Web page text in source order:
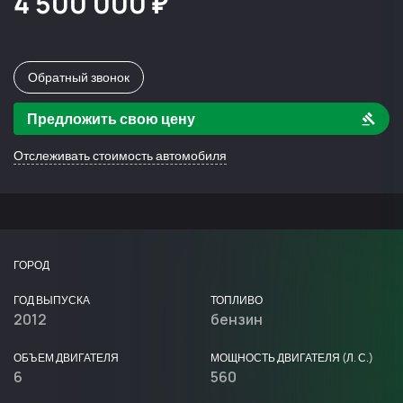
Обратный звонок
Предложить свою цену
Отслеживать стоимость автомобиля
ГОРОД
ГОД ВЫПУСКА
2012
ТОПЛИВО
бензин
ОБЪЕМ ДВИГАТЕЛЯ
6
МОЩНОСТЬ ДВИГАТЕЛЯ (Л. С.)
560